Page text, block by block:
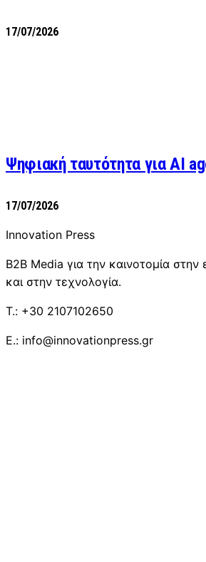
17/07/2026
Ψηφιακή ταυτότητα για AI
17/07/2026
Innovation Press
B2B Media για την καινοτομία στην
και στην τεχνολογία.
T.: +30 2107102650
E.: info@innovationpress.gr